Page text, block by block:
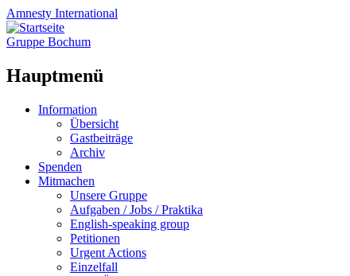
Amnesty International
Gruppe Bochum
Hauptmenü
Zum
Information
Übersicht
Gastbeiträge
Archiv
Spenden
Mitmachen
Unsere Gruppe
Aufgaben / Jobs / Praktika
English-speaking group
Petitionen
Urgent Actions
Einzelfall